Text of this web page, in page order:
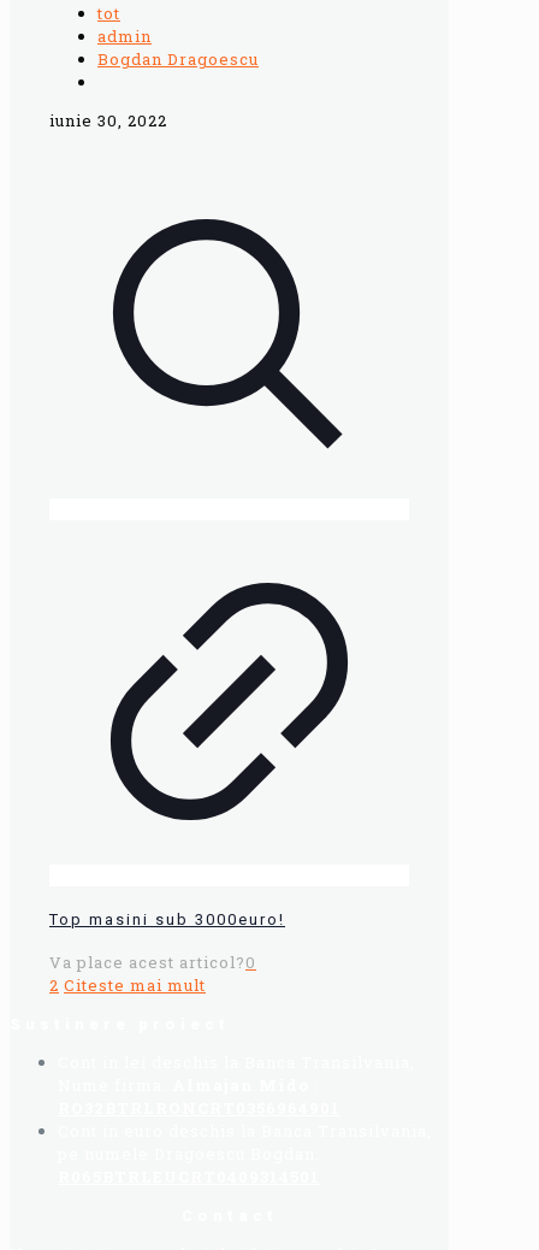
tot
admin
Bogdan Dragoescu
iunie 30, 2022
Top masini sub 3000euro!
Va place acest articol?0
2 Citeste mai mult